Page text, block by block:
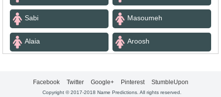
Sabi Masoumeh
Alaia Aroosh
Facebook Twitter Google+ Pinterest StumbleUpon
Copyright © 2017-2018 Name Predictions. All rights reserved.